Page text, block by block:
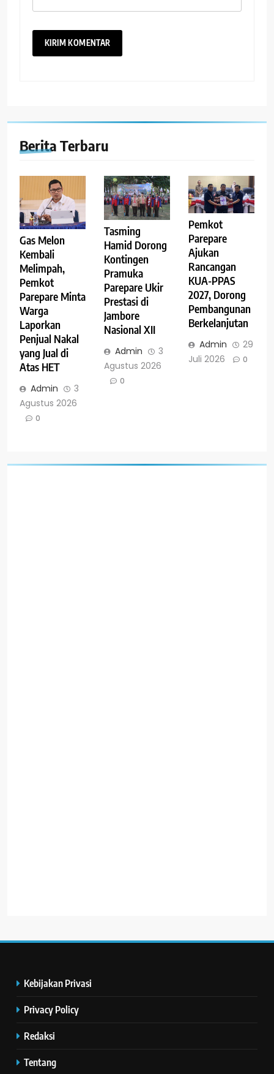
Berita Terbaru
Gas Melon
Kembali
Melimpah,
Pemkot
Parepare Minta
Warga
Laporkan
Penjual Nakal
yang Jual di
Atas HET
Admin
3
Agustus 2026
0
Tasming
Hamid Dorong
Kontingen
Pramuka
Parepare Ukir
Prestasi di
Jambore
Nasional XII
Admin
3
Agustus 2026
0
Pemkot
Parepare
Ajukan
Rancangan
KUA-PPAS
2027, Dorong
Pembangunan
Berkelanjutan
Admin
29
Juli 2026
0
Kebijakan Privasi
Privacy Policy
Redaksi
Tentang